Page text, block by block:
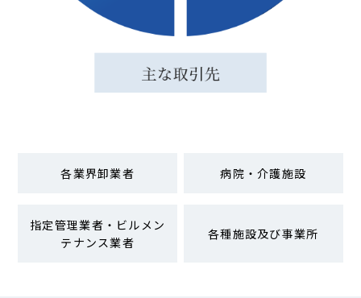
各業界卸業者 病院・介護施設
指定管理業者・ビルメン
テナンス業者
各種施設及び事業所